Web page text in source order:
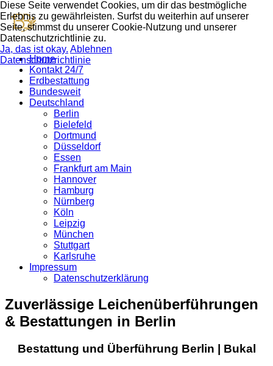
Home
Kontakt 24/7
Erdbestattung
Bundesweit
Deutschland
Berlin
Bielefeld
Dortmund
Düsseldorf
Essen
Frankfurt am Main
Hannover
Hamburg
Nürnberg
Köln
Leipzig
München
Stuttgart
Karlsruhe
Impressum
Datenschutzerklärung
Zuverlässige Leichenüberführungen
& Bestattungen in Berlin
Bestattung und Überführung Berlin | Bukal
Diese Seite verwendet Cookies, um dir das bestmögliche
Erlebnis zu gewährleisten. Surfst du weiterhin auf unserer
Seite, stimmst du unserer Cookie-Nutzung und unserer
Datenschutzrichtlinie zu.
Ja, das ist okay. Ablehnen
Datenschutzrichtlinie